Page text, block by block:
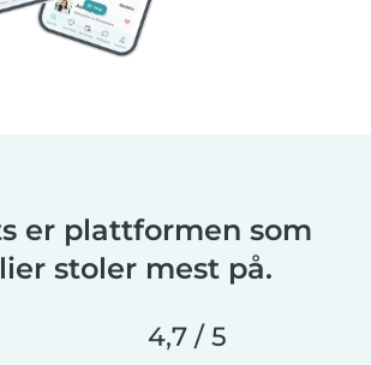
er plattformen som
stoler mest på.
4,7 / 5